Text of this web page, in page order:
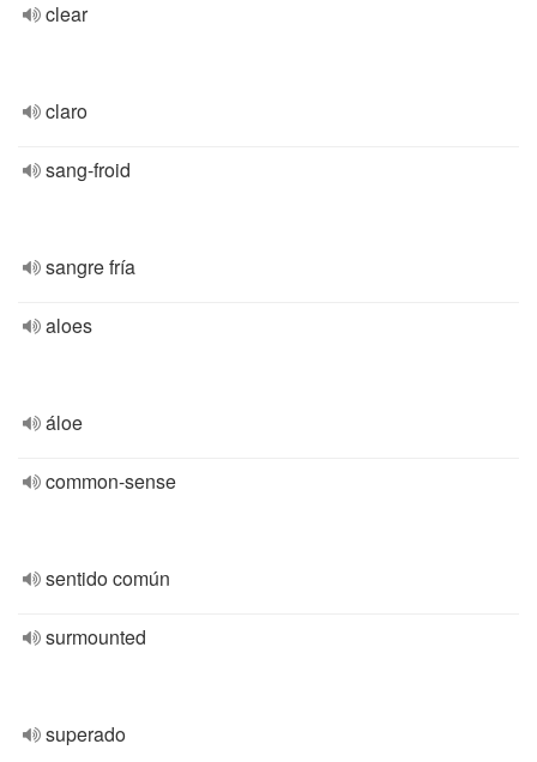
clear
claro
sang-froid
sangre fría
aloes
áloe
common-sense
sentido común
surmounted
superado